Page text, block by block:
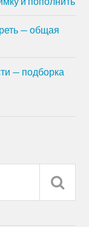
— общая
— подборка